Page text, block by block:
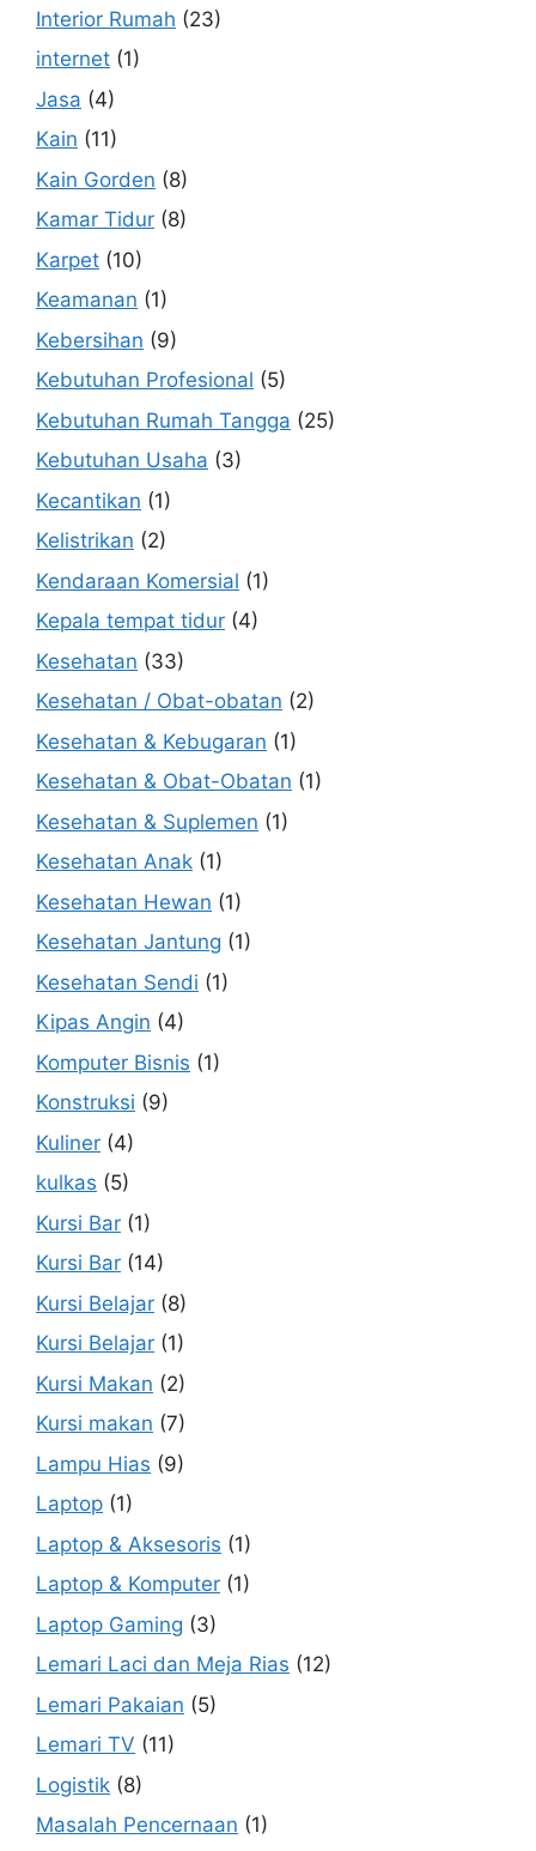
Interior Rumah (23)
internet (1)
Jasa (4)
Kain (11)
Kain Gorden (8)
Kamar Tidur (8)
Karpet (10)
Keamanan (1)
Kebersihan (9)
Kebutuhan Profesional (5)
Kebutuhan Rumah Tangga (25)
Kebutuhan Usaha (3)
Kecantikan (1)
Kelistrikan (2)
Kendaraan Komersial (1)
Kepala tempat tidur (4)
Kesehatan (33)
Kesehatan / Obat-obatan (2)
Kesehatan & Kebugaran (1)
Kesehatan & Obat-Obatan (1)
Kesehatan & Suplemen (1)
Kesehatan Anak (1)
Kesehatan Hewan (1)
Kesehatan Jantung (1)
Kesehatan Sendi (1)
Kipas Angin (4)
Komputer Bisnis (1)
Konstruksi (9)
Kuliner (4)
kulkas (5)
Kursi Bar (1)
Kursi Bar (14)
Kursi Belajar (8)
Kursi Belajar (1)
Kursi Makan (2)
Kursi makan (7)
Lampu Hias (9)
Laptop (1)
Laptop & Aksesoris (1)
Laptop & Komputer (1)
Laptop Gaming (3)
Lemari Laci dan Meja Rias (12)
Lemari Pakaian (5)
Lemari TV (11)
Logistik (8)
Masalah Pencernaan (1)